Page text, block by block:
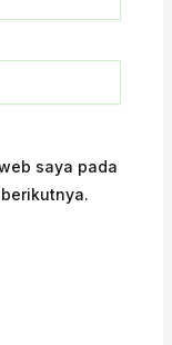
saya pada